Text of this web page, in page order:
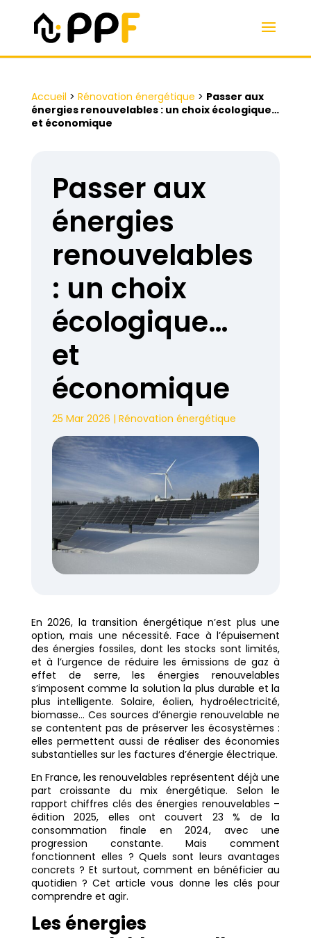
Accueil > Rénovation énergétique > Passer aux
énergies renouvelables : un choix écologique…
et économique
Passer aux
énergies
renouvelables
: un choix
écologique…
et
économique
25 Mar 2026 | Rénovation énergétique
En 2026, la transition énergétique n’est plus une
option, mais une nécessité. Face à l’épuisement
des énergies fossiles, dont les stocks sont limités,
et à l’urgence de réduire les émissions de gaz à
effet de serre, les énergies renouvelables
s’imposent comme la solution la plus durable et la
plus intelligente. Solaire, éolien, hydroélectricité,
biomasse… Ces sources d’énergie renouvelable ne
se contentent pas de préserver les écosystèmes :
elles permettent aussi de réaliser des économies
substantielles sur les factures d’énergie électrique.
En France, les renouvelables représentent déjà une
part croissante du mix énergétique. Selon le
rapport chiffres clés des énergies renouvelables –
édition 2025, elles ont couvert 23 % de la
consommation finale en 2024, avec une
progression constante. Mais comment
fonctionnent elles ? Quels sont leurs avantages
concrets ? Et surtout, comment en bénéficier au
quotidien ? Cet article vous donne les clés pour
comprendre et agir.
Les énergies